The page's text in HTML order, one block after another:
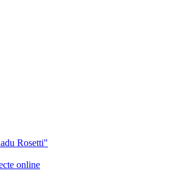
Rosetti"
online